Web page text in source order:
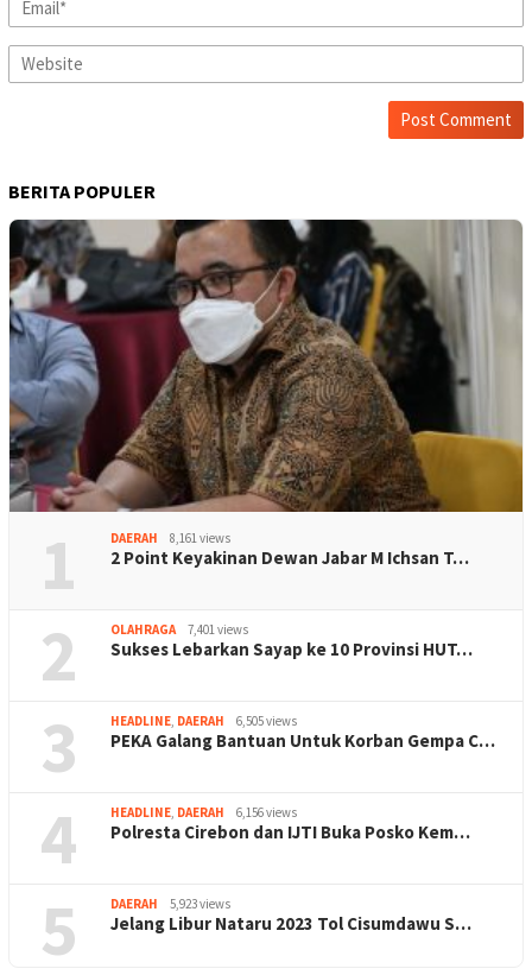
BERITA POPULER
1 DAERAH 8,161 views
2 Point Keyakinan Dewan Jabar M Ichsan T…
2 OLAHRAGA 7,401 views
Sukses Lebarkan Sayap ke 10 Provinsi HUT…
3 HEADLINE, DAERAH 6,505 views
PEKA Galang Bantuan Untuk Korban Gempa C…
4 HEADLINE, DAERAH 6,156 views
Polresta Cirebon dan IJTI Buka Posko Kem…
5 DAERAH 5,923 views
Jelang Libur Nataru 2023 Tol Cisumdawu S…